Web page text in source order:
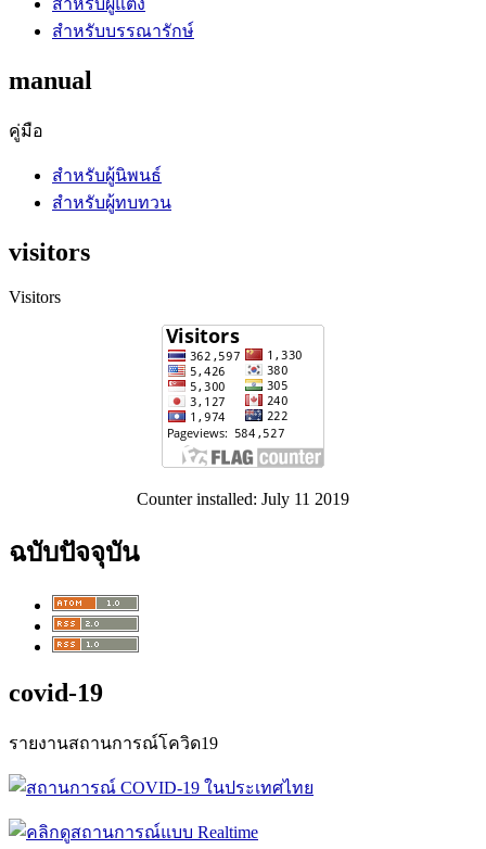
สำหรับบรรณารักษ์
manual
คู่มือ
สำหรับผู้นิพนธ์
สำหรับผู้ทบทวน
visitors
Visitors
Counter installed: July 11 2019
ฉบับปัจจุบัน
covid-19
รายงานสถานการณ์โควิด19